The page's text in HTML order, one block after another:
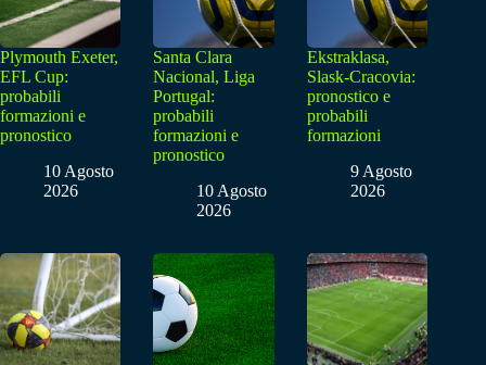
Plymouth Exeter,
EFL Cup:
probabili
formazioni e
pronostico
10 Agosto
2026
Santa Clara
Nacional, Liga
Portugal:
probabili
formazioni e
pronostico
10 Agosto
2026
Ekstraklasa,
Slask-Cracovia:
pronostico e
probabili
formazioni
9 Agosto
2026